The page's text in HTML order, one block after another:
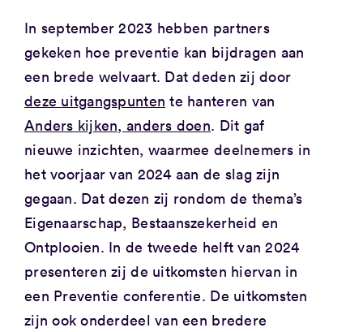
In september 2023 hebben partners
gekeken hoe preventie kan bijdragen aan
een brede welvaart. Dat deden zij door
deze uitgangspunten te hanteren van
Anders kijken, anders doen. Dit gaf
nieuwe inzichten, waarmee deelnemers in
het voorjaar van 2024 aan de slag zijn
gegaan. Dat dezen zij rondom de thema’s
Eigenaarschap, Bestaanszekerheid en
Ontplooien. In de tweede helft van 2024
presenteren zij de uitkomsten hiervan in
een Preventie conferentie. De uitkomsten
zijn ook onderdeel van een bredere